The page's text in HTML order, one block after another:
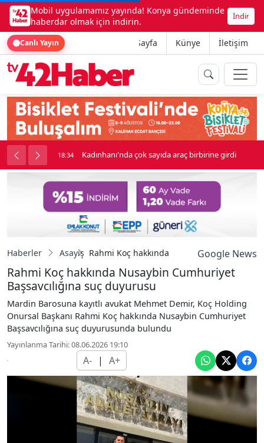
Mobil uygulamamız yayında! Konya gündeminde
haberdar olmak için indirin.
İndir
Canlı Yayın Ana Sayfa Künye İletişim
soygun 18:34 Kadınhanı'nda çok sayıda araç birbirine girdi
Haberler Asayiş Rahmi Koç hakkında Nusaybin Cumhuriyet
Google News
Rahmi Koç hakkında Nusaybin Cumhuriyet
Başsavcılığına suç duyurusu
Mardin Barosuna kayıtlı avukat Mehmet Demir, Koç Holding
Onursal Başkanı Rahmi Koç hakkında Nusaybin Cumhuriyet
Başsavcılığına suç duyurusunda bulundu
Yayınlanma Tarihi: 08.06.2026 19:10
A- | A+